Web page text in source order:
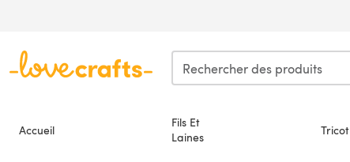
Accueil
Fils Et
Laines
Tricot